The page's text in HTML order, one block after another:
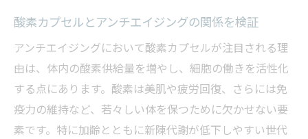
酸素カプセルとアンチエイジングの関係を検証
アンチエイジングにおいて酸素カプセルが注目される理
由は、体内の酸素供給量を増やし、細胞の働きを活性化
する点にあります。酸素は美肌や疲労回復、さらには免
疫力の維持など、若々しい体を保つために欠かせない要
素です。特に加齢とともに新陳代謝が低下しやすい世代